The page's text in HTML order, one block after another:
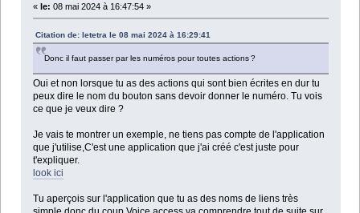
« le: 08 mai 2024 à 16:47:54 »
Citation de: letetra le 08 mai 2024 à 16:29:41
Donc il faut passer par les numéros pour toutes actions ?
Oui et non lorsque tu as des actions qui sont bien écrites en dur tu
peux dire le nom du bouton sans devoir donner le numéro. Tu vois
ce que je veux dire ?
Je vais te montrer un exemple, ne tiens pas compte de l'application
que j'utilise,C'est une application que j'ai créé c'est juste pour
t'expliquer.
look ici
Tu aperçois sur l'application que tu as des noms de liens très